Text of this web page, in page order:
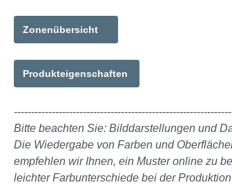
Zonenübersicht
Produkteigenschaften
Bitte beachten Sie: Bilddarstellungen und
Die Wiedergabe von Farben und
empfehlen wir Ihnen, ein Muster online zu
leichter Farbunterschiede bei der